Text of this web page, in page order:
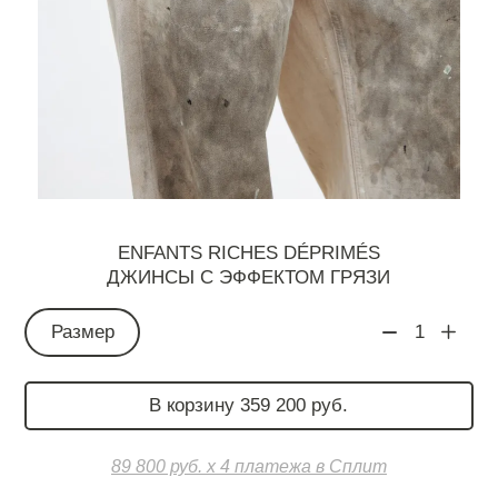
ENFANTS RICHES DÉPRIMÉS
ДЖИНСЫ С ЭФФЕКТОМ ГРЯЗИ
Размер 1
В корзину 359 200 руб.
89 800 руб. х 4 платежа в Сплит